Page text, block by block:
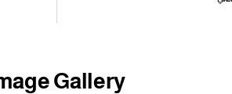
Gallery